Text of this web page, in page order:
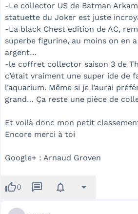
-Le collector US de Batman
statuette du Joker est juste
-La black Chest edition de AC,
superbe figurine, au moins on en
argent…
-le coffret collector saison 3 de
c’était vraiment une super ide de
l’aquarium. Même si je l’aurai
grand… Ça reste une pièce de
Et voilà donc mon petit
Encore merci à toi
Google+ : Arnaud Groven
thumb_up0 message notifications arrow_drop_down